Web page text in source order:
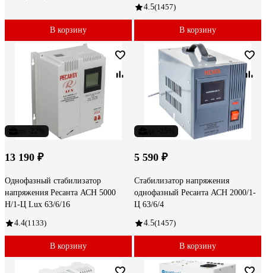
В корзину
4.5(1457)
В корзину
13 190 ₽
Однофазный стабилизатор
напряжения Ресанта АСН 5000
Н/1-Ц Lux 63/6/16
4.4(1133)
В корзину
5 590 ₽
Стабилизатор напряжения
однофазный Ресанта АСН 2000/1-
Ц 63/6/4
4.5(1457)
В корзину